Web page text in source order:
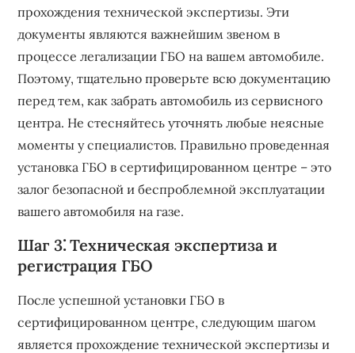
прохождения технической экспертизы. Эти
документы являются важнейшим звеном в
процессе легализации ГБО на вашем автомобиле.
Поэтому, тщательно проверьте всю документацию
перед тем, как забрать автомобиль из сервисного
центра. Не стесняйтесь уточнять любые неясные
моменты у специалистов. Правильно проведенная
установка ГБО в сертифицированном центре – это
залог безопасной и беспроблемной эксплуатации
вашего автомобиля на газе.
Шаг 3⁚ Техническая экспертиза и
регистрация ГБО
После успешной установки ГБО в
сертифицированном центре, следующим шагом
является прохождение технической экспертизы и